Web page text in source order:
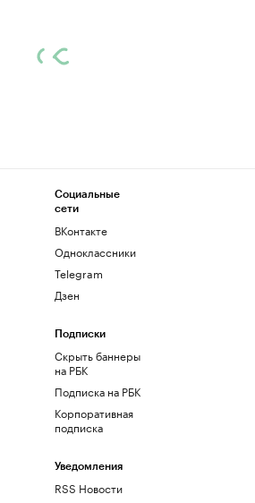
Социальные
сети
ВКонтакте
Одноклассники
Telegram
Дзен
Подписки
Скрыть баннеры
на РБК
Подписка на РБК
Корпоративная
подписка
Уведомления
RSS Новости